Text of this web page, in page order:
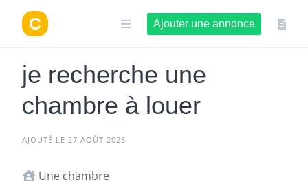
contenu
Ajouter une annonce
je recherche une
chambre à louer
AJOUTÉ LE 27 AOÛT 2025
Une chambre